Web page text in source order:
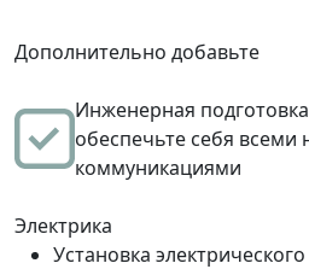
Дополнительно добавьте
Инженерная подготовка
обеспечьте себя
коммуникациями
Электрика
Установка